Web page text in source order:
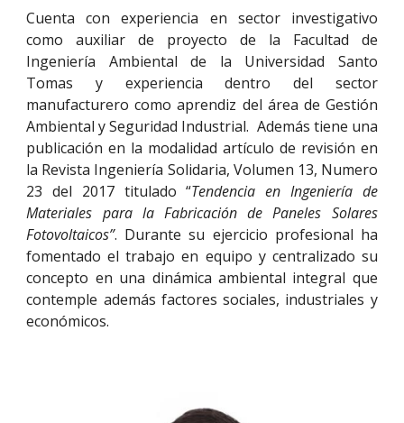
Cuenta con experiencia en sector investigativo
como auxiliar de proyecto de la Facultad de
Ingeniería Ambiental de la Universidad Santo
Tomas y experiencia dentro del sector
manufacturero como aprendiz del área de Gestión
Ambiental y Seguridad Industrial. Además tiene una
publicación en la modalidad artículo de revisión en
la Revista Ingeniería Solidaria, Volumen 13, Numero
23 del 2017 titulado “Tendencia en Ingeniería de
Materiales para la Fabricación de Paneles Solares
Fotovoltaicos”. Durante su ejercicio profesional ha
fomentado el trabajo en equipo y centralizado su
concepto en una dinámica ambiental integral que
contemple además factores sociales, industriales y
económicos.